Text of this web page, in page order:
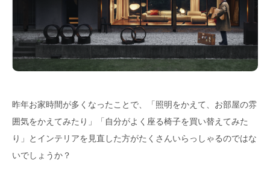
フラッグシップストア
0965-52-0323
熊本店
096-274-8175
Arv
0965-45-9282
昨年お家時間が多くなったことで、「照明をかえて、お部屋の雰
囲気をかえてみたり」「自分がよく座る椅子を買い替えてみた
り」とインテリアを見直した方がたくさんいらっしゃるのではな
いでしょうか？